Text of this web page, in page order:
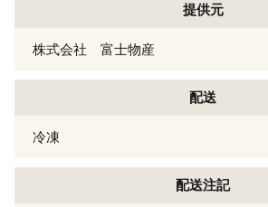
提供元
株式会社 富士物産
配送
冷凍
配送注記